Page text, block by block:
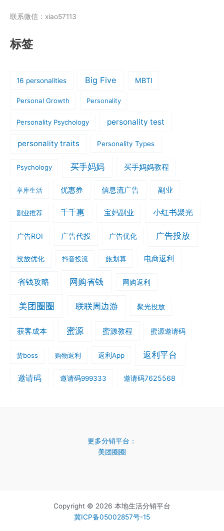
联系微信：xiao57113
标签
16 personalities Big Five MBTI
Personal Growth Personality
Personality Psychology personality test
personality traits Personality Types
Psychology 买手妈妈 买手妈妈教程
享库生活 优惠券 信息流广告 副业
副业推荐 千千惠 宝妈副业 小红书聚光
广告ROI 广告代投 广告优化 广告投放
投放优化 抖音投流 旅划算 电商返利
省钱攻略 网购省钱 网购返利
美团圈圈 联联周边游 聚光投放
获客成本 蜜源 蜜源教程 蜜源邀请码
货boss 购物返利 返利App 返利平台
邀请码 邀请码999333 邀请码7625568
更多分销平台：
美团圈圈
Copyright © 2026 本地生活分销平台
冀ICP备05002857号-15